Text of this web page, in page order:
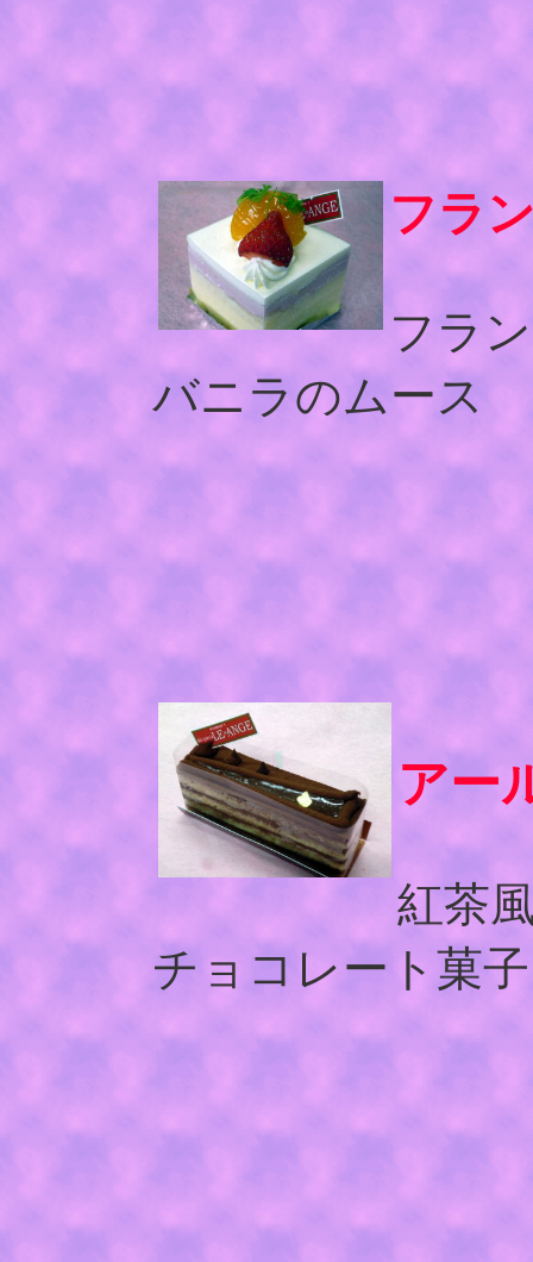
フラ
フラ
バニラのムース
アー
紅茶
チョコレート菓